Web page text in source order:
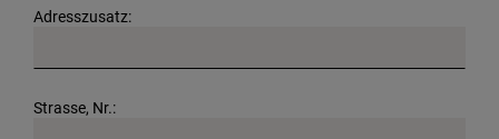
Adresszusatz:
Strasse, Nr.: